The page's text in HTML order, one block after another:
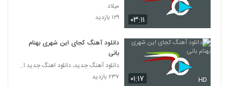
۰۳:۱۱
میلاد
۱۲۹ بازدید
۰۱:۱۷ HD
دانلود آهنگ کجای این شهری بهنام
بانی
دانلود آهنگ جدید، دانلود اهنگ جدید ایرانی
۲۳۷ بازدید